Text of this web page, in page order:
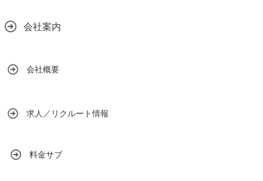
会社案内
会社概要
求人／リクルート情報
料金サブ